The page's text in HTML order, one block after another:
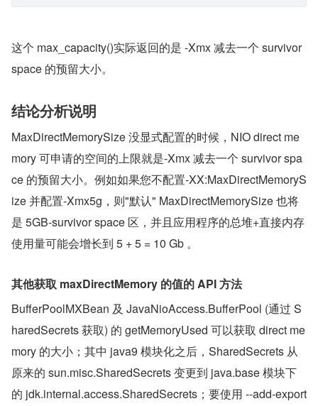
这个 max_capacity()实际返回的是 -Xmx 减去一个 survivor
space 的预留大小。
结论分析说明
MaxDirectMemorySize 没显式配置的时候，NIO direct me
mory 可申请的空间的上限就是-Xmx 减去一个 survivor spa
ce 的预留大小。例如如果您不配置-XX:MaxDirectMemoryS
ize 并配置-Xmx5g，则"默认" MaxDirectMemorySize 也将
是 5GB-survivor space 区，并且应用程序的总堆+直接内存
使用量可能会增长到 5 + 5 = 10 Gb 。
其他获取 maxDirectMemory 的值的 API 方法
BufferPoolMXBean 及 JavaNioAccess.BufferPool (通过 S
haredSecrets 获取) 的 getMemoryUsed 可以获取 direct me
mory 的大小；其中 java9 模块化之后，SharedSecrets 从
原来的 sun.misc.SharedSecrets 变更到 java.base 模块下
的 jdk.internal.access.SharedSecrets；要使用 --add-export